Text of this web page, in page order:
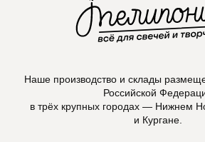
Наше производство и склады
Российской
в трёх крупных городах — Нижнем
и Кургане.